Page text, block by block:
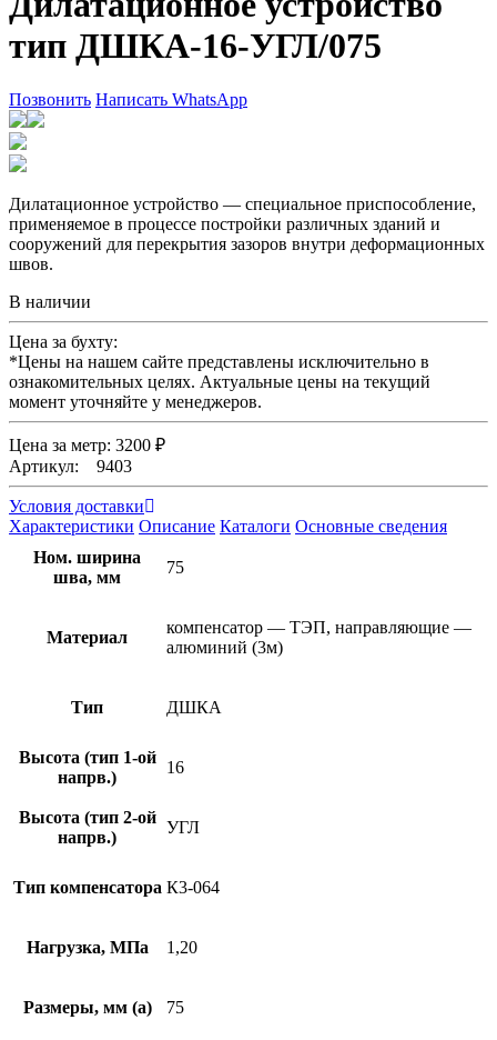
тип ДШКА-16-УГЛ/075
Позвонить Написать WhatsApp
Дилатационное устройство — специальное приспособление,
применяемое в процессе постройки различных зданий и
сооружений для перекрытия зазоров внутри деформационных
швов.
В наличии
Цена за бухту:
*Цены на нашем сайте представлены исключительно в
ознакомительных целях. Актуальные цены на текущий
момент уточняйте у менеджеров.
Цена за метр: 3200 ₽
Артикул: 9403
Условия доставки
Характеристики Описание Каталоги Основные сведения
Ном. ширина
шва, мм
75
Материал
компенсатор — ТЭП, направляющие —
алюминий (3м)
Тип ДШКА
Высота (тип 1-ой
напрв.)
16
Высота (тип 2-ой
напрв.)
УГЛ
Тип компенсатора К3-064
Нагрузка, МПа 1,20
Размеры, мм (а) 75